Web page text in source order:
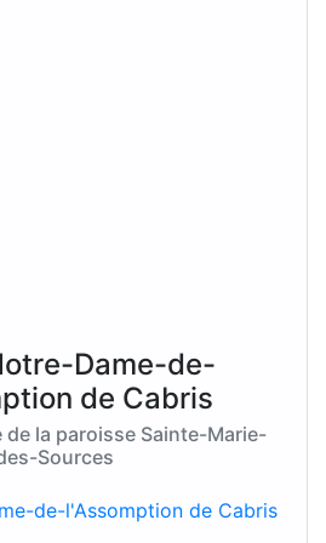
Dame-de-
de Cabris
la paroisse Sainte-Marie-
Sources